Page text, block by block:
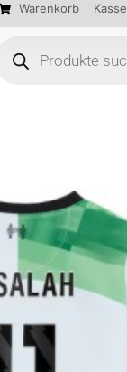
Warenkorb Kasse